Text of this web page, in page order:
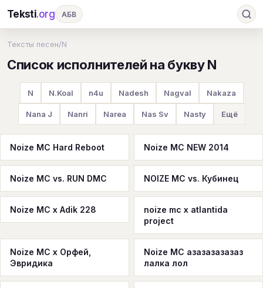
Teksti.org АБВ
И К Л М Н О П Р
Т У Ф Х Ц Ч Ш Э Ю
En B D E F G
H I J K M N O P
Z #
Тексты песен/N
Список исполнителей на букву N
N N.Koal n4u Nadesh Nagval Nakaza
Nana J Nanri Narea Nas Sv Nasty Ещё
Noize MC Hard Reboot Noize MC NEW 2014
Noize MC vs. RUN DMC NOIZE MC vs. Кубинец
Noize MC x Adik 228
noize mc x atlantida
project
Noize MC x Орфей,
Эвридика
Noize MC азазазазазаз
лалка лол